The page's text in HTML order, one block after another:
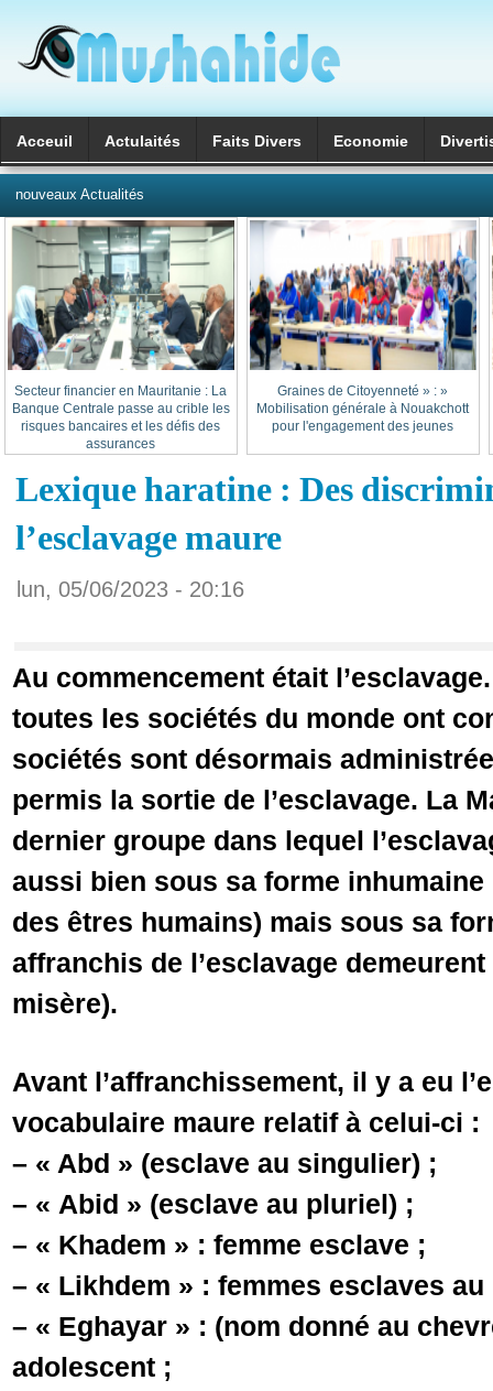
Acceuil Actulaités Faits Divers Economie
nouveaux Actualités
« Graines de Citoyenneté » :
Mobilisation générale à Nouakchott
pour l'engagement des jeunes
Secteur financier en Mauritanie : La
Banque Centrale passe au crible les
risques bancaires et les défis des
assurances
Lexique haratine : Des
l’esclavage maure
lun, 05/06/2023 - 20:16
Au commencement était
toutes les sociétés du monde ont
sociétés sont désormais
permis la sortie de l’esclavage. La
dernier groupe dans lequel
aussi bien sous sa forme
des êtres humains) mais sous sa
affranchis de l’esclavage
misère).
Avant l’affranchissement, il y a eu
vocabulaire maure relatif à celui-ci :
– « Abd » (esclave au singulier) ;
– « Abid » (esclave au pluriel) ;
– « Khadem » : femme esclave ;
– « Likhdem » : femmes esclaves
– « Eghayar » : (nom donné au
adolescent ;